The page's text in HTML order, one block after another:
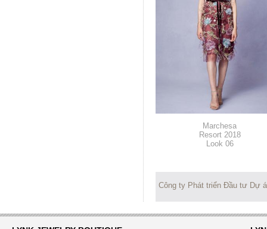
Marchesa
Resort 2018
Look 06
Công ty Phát triển Đầu tư Dự